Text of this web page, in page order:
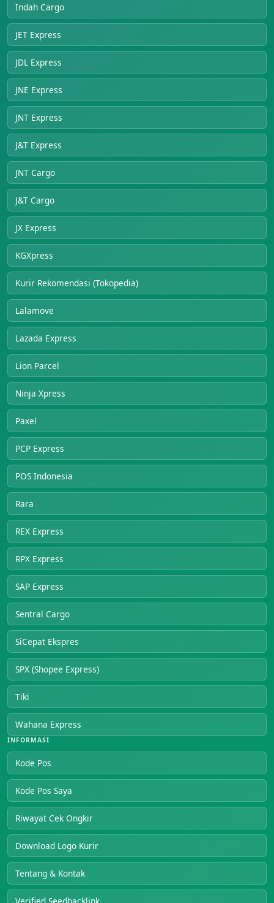
Indah Cargo
JET Express
JDL Express
JNE Express
JNT Express
J&T Express
JNT Cargo
J&T Cargo
JX Express
KGXpress
Kurir Rekomendasi (Tokopedia)
Lalamove
Lazada Express
Lion Parcel
Ninja Xpress
Paxel
PCP Express
POS Indonesia
Rara
REX Express
RPX Express
SAP Express
Sentral Cargo
SiCepat Ekspres
SPX (Shopee Express)
Tiki
Wahana Express
INFORMASI
Kode Pos
Kode Pos Saya
Riwayat Cek Ongkir
Download Logo Kurir
Tentang & Kontak
Verified Seedbacklink